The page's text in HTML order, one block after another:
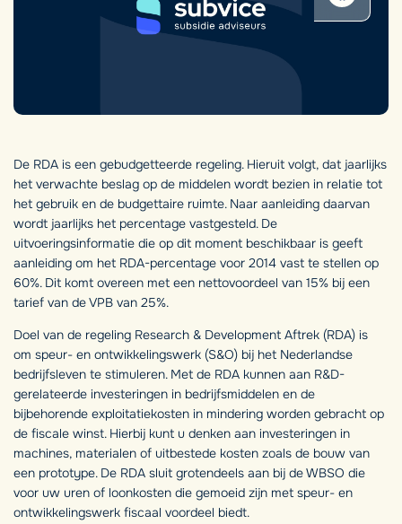
De RDA is een gebudgetteerde regeling. Hieruit volgt, dat jaarlijks
het verwachte beslag op de middelen wordt bezien in relatie tot
het gebruik en de budgettaire ruimte. Naar aanleiding daarvan
wordt jaarlijks het percentage vastgesteld. De
uitvoeringsinformatie die op dit moment beschikbaar is geeft
aanleiding om het RDA-percentage voor 2014 vast te stellen op
60%. Dit komt overeen met een nettovoordeel van 15% bij een
tarief van de VPB van 25%.
Doel van de regeling Research & Development Aftrek (RDA) is
om speur- en ontwikkelingswerk (S&O) bij het Nederlandse
bedrijfsleven te stimuleren. Met de RDA kunnen aan R&D-
gerelateerde investeringen in bedrijfsmiddelen en de
bijbehorende exploitatiekosten in mindering worden gebracht op
de fiscale winst. Hierbij kunt u denken aan investeringen in
machines, materialen of uitbestede kosten zoals de bouw van
een prototype. De RDA sluit grotendeels aan bij de WBSO die
voor uw uren of loonkosten die gemoeid zijn met speur- en
ontwikkelingswerk fiscaal voordeel biedt.